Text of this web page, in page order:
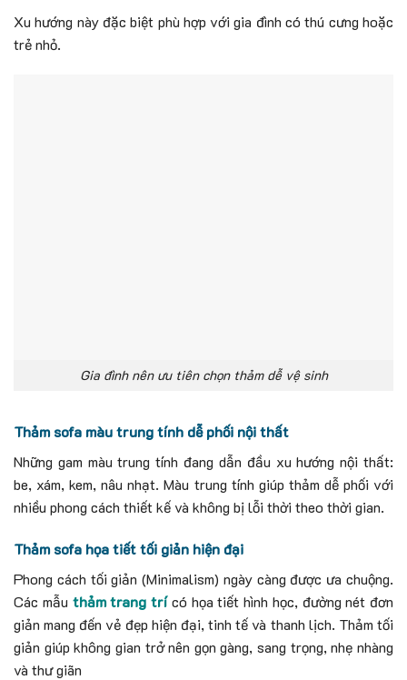
Xu hướng này đặc biệt phù hợp với gia đình có thú cưng hoặc
trẻ nhỏ.
Gia đình nên ưu tiên chọn thảm dễ vệ sinh
Thảm sofa màu trung tính dễ phối nội thất
Những gam màu trung tính đang dẫn đầu xu hướng nội thất:
be, xám, kem, nâu nhạt.Màu trung tính giúp thảm dễ phối với
nhiều phong cách thiết kế và không bị lỗi thời theo thời gian.
Thảm sofa họa tiết tối giản hiện đại
Phong cách tối giản (Minimalism) ngày càng được ưa chuộng.
Các mẫu thảm trang trícó họa tiết hình học, đường nét đơn
giản mang đến vẻ đẹp hiện đại, tinh tế và thanh lịch. Thảm tối
giản giúp không gian trở nên gọn gàng, sang trọng, nhẹ nhàng
và thư giãn